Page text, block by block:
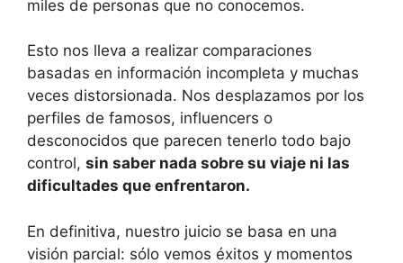
miles de personas que no conocemos.
Esto nos lleva a realizar comparaciones
basadas en información incompleta y muchas
veces distorsionada. Nos desplazamos por los
perfiles de famosos, influencers o
desconocidos que parecen tenerlo todo bajo
control, sin saber nada sobre su viaje ni las
dificultades que enfrentaron.
En definitiva, nuestro juicio se basa en una
visión parcial: sólo vemos éxitos y momentos